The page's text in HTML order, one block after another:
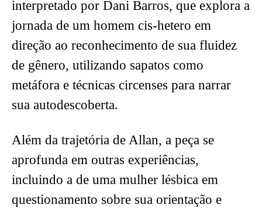
interpretado por Dani Barros, que explora a
jornada de um homem cis-hetero em
direção ao reconhecimento de sua fluidez
de gênero, utilizando sapatos como
metáfora e técnicas circenses para narrar
sua autodescoberta.
Além da trajetória de Allan, a peça se
aprofunda em outras experiências,
incluindo a de uma mulher lésbica em
questionamento sobre sua orientação e